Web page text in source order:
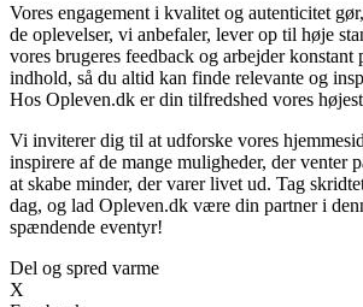
Vores engagement i kvalitet og autenticitet
de oplevelser, vi anbefaler, lever op til høje
vores brugeres feedback og arbejder konstant
indhold, så du altid kan finde relevante og
Hos Opleven.dk er din tilfredshed vores
Vi inviterer dig til at udforske vores
inspirere af de mange muligheder, der venter
at skabe minder, der varer livet ud. Tag
dag, og lad Opleven.dk være din partner i
spændende eventyr!
Del og spred varme
X